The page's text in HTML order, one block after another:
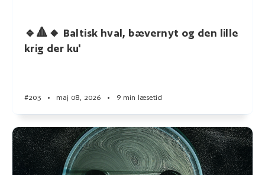
🔹🔺🔸 Baltisk hval, bævernyt og den lille
krig der ku'
#203 • maj 08, 2026 • 9 min læsetid